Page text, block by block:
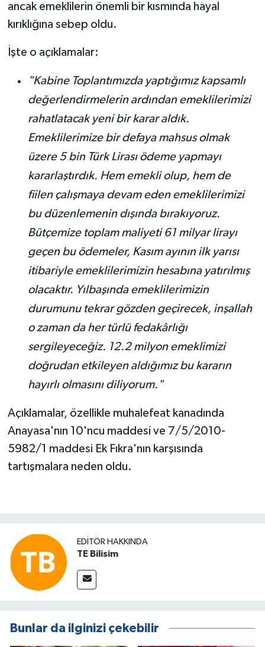
ancak emeklilerin önemli bir kısmında hayal
kırıklığına sebep oldu.
İşte o açıklamalar:
"Kabine Toplantımızda yaptığımız kapsamlı
değerlendirmelerin ardından emeklilerimizi
rahatlatacak yeni bir karar aldık.
Emeklilerimize bir defaya mahsus olmak
üzere 5 bin Türk Lirası ödeme yapmayı
kararlaştırdık. Hem emekli olup, hem de
fiilen çalışmaya devam eden emeklilerimizi
bu düzenlemenin dışında bırakıyoruz.
Bütçemize toplam maliyeti 61 milyar lirayı
geçen bu ödemeler, Kasım ayının ilk yarısı
itibariyle emeklilerimizin hesabına yatırılmış
olacaktır. Yılbaşında emeklilerimizin
durumunu tekrar gözden geçirecek, inşallah
o zaman da her türlü fedakârlığı
sergileyeceğiz. 12.2 milyon emeklimizi
doğrudan etkileyen aldığımız bu kararın
hayırlı olmasını diliyorum."
Açıklamalar, özellikle muhalefeat kanadında
Anayasa'nın 10'ncu maddesi ve 7/5/2010-
5982/1 maddesi Ek Fıkra'nın karşısında
tartışmalara neden oldu.
EDITÖR HAKKINDA
TE Bilisim
Bunlar da ilginizi çekebilir
YAŞAM